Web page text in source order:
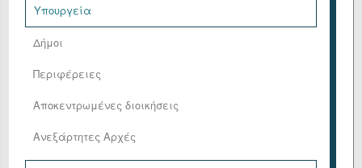
Υπουργεία
Δήμοι
Περιφέρειες
Αποκεντρωμένες διοικήσεις
Ανεξάρτητες Αρχές